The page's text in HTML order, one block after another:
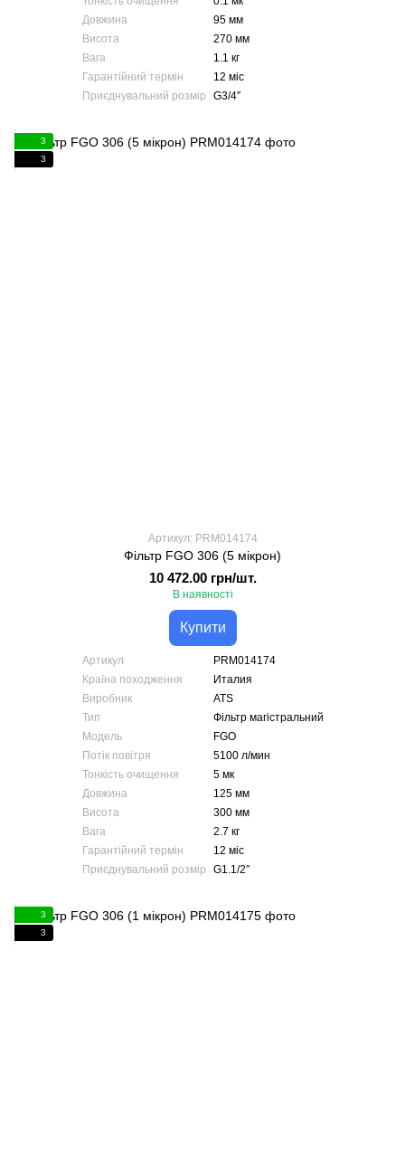
Довжина
95 мм
Висота
270 мм
Вага
1.1 кг
Гарантійний термін
12 міс
Приєднувальний розмір
G3/4″
3
3
Артикул: PRM014174
Фільтр FGO 306 (5 мікрон)
10 472.00 грн/шт.
В наявності
Купити
Артикул
PRM014174
Країна походження
Италия
Виробник
ATS
Тип
Фільтр магістральний
Модель
FGO
Потік повітря
5100 л/мин
Тонкість очищення
5 мк
Довжина
125 мм
Висота
300 мм
Вага
2.7 кг
Гарантійний термін
12 міс
Приєднувальний розмір
G1.1/2″
3
3